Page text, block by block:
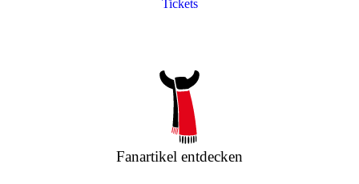
Tickets
Fanartikel entdecken